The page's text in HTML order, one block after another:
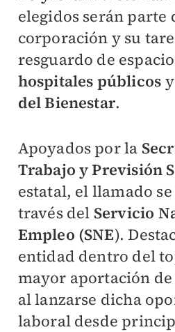
elegidos serán parte
corporación y su
resguardo de
hospitales públicos y
del Bienestar.
Apoyados por la
Trabajo y Previsión
estatal, el llamado se
través del Servicio
Empleo (SNE).
entidad dentro del
mayor aportación
al lanzarse dicha
laboral desde